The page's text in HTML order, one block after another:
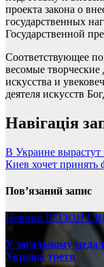
проекта закона о
государственных
Государственной
Соответствующее
весомые творческие
искусства и
деятеля искусств
Навігація
В Украине
Киев хочет
Пов’язаний запис
Новини РЕГІОН
У загальному
Україна третя